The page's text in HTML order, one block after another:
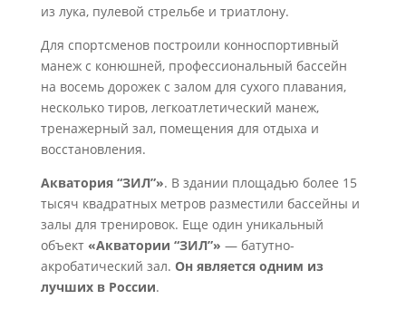
из лука, пулевой стрельбе и триатлону.
Для спортсменов построили конноспортивный
манеж с конюшней, профессиональный бассейн
на восемь дорожек с залом для сухого плавания,
несколько тиров, легкоатлетический манеж,
тренажерный зал, помещения для отдыха и
восстановления.
Акватория “ЗИЛ”». В здании площадью более 15
тысяч квадратных метров разместили бассейны и
залы для тренировок. Еще один уникальный
объект «Акватории “ЗИЛ”» — батутно-
акробатический зал. Он является одним из
лучших в России.